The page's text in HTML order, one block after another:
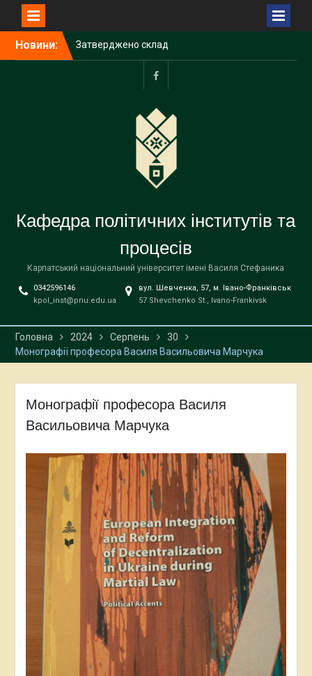
Новини:
Затверджено склад
Наглядової ради
Прикарпатського
університету імені Василя
З Різдвом Христовим!
З НОВИМ РОКОМ!
facebook
Кафедра політичних інститутів та
процесів
Карпатський національний університет імені Василя Стефаника
0342596146
kpol_inst@pnu.edu.ua
вул. Шевченка, 57, м. Івано-Франківськ
57 Shevchenko St., Ivano-Frankivsk
Головна 2024 Серпень
30
Монографії професора Василя Васильовича Марчука
Монографії професора Василя
Васильовича Марчука